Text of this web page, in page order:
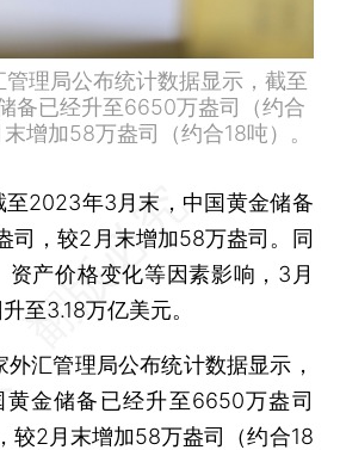
理局公布统计数据显示，截至
备已经升至6650万盎司（约合
增加58万盎司（约合18吨）。
至2023年3月末，中国黄金储备
司，较2月末增加58万盎司。同
资产价格变化等因素影响，3月
至3.18万亿美元。
管理局公布统计数据显示，
金储备已经升至6650万盎司
较2月末增加58万盎司（约合18